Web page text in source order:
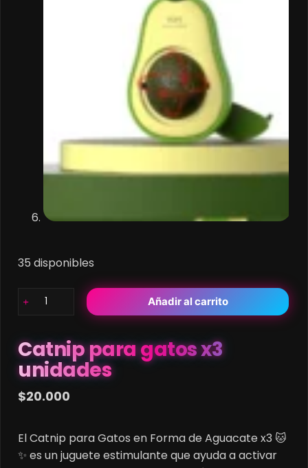
35 disponibles
Catnip
x3
unidades
cantidad
Añadir al carrito
Catnip para gatos x3
unidades
$20.000
El Catnip para Gatos en Forma de Aguacate x3 🐱
✨ es un juguete estimulante que ayuda a activar